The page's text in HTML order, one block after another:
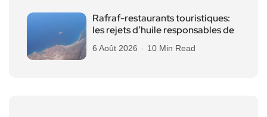
Rafraf-restaurants touristiques:
les rejets d’huile responsables de
6 Août 2026 10 Min Read